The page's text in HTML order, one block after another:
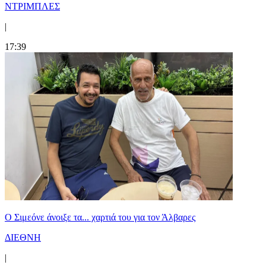
ΝΤΡΙΜΠΛΕΣ
|
17:39
Ο Σιμεόνε άνοιξε τα... χαρτιά του για τον Άλβαρες
ΔΙΕΘΝΗ
|